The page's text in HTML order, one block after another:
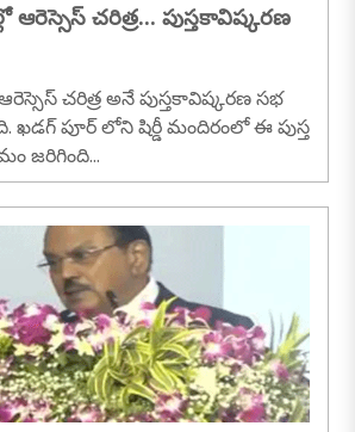
ఆరెస్సెస్ చరిత్ర... పుస్తకావిష్కరణ
చరిత్ర అనే పుస్తకావిష్కరణ సభ
ఖడగ్ పూర్ లోని షిర్డీ మందిరంలో ఈ పుస్త
జరిగింది...